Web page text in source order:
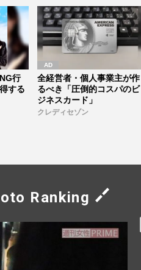
行
する
全経営者・個人事業主が作
るべき「圧倒的コスパのビ
ジネスカード」
クレディセゾン
Ranking